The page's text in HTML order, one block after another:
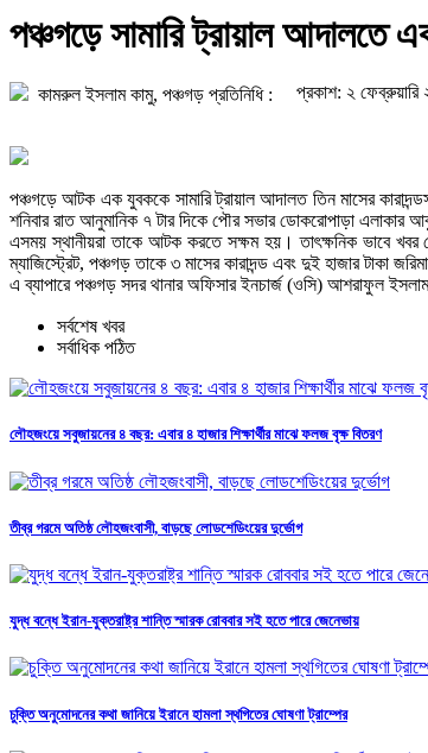
পঞ্চগড়ে সামারি ট্রায়াল আদালতে
কামরুল ইসলাম কামু, পঞ্চগড় প্রতিনিধি : প্রকাশ: ২
পঞ্চগড়ে আটক এক যুবককে সামারি ট্রায়াল আদালত তিন মাসের
শনিবার রাত আনুমানিক ৭ টার দিকে পৌর সভার ডোকরোপাড়া এলাকার
এসময় স্থানীয়রা তাকে আটক করতে সক্ষম হয়। তাৎক্ষনিক ভাবে খবর
ম্যাজিস্ট্রেট, পঞ্চগড় তাকে ৩ মাসের কারাদন্ড এবং দুই হাজার টাকা
এ ব্যাপারে পঞ্চগড় সদর থানার অফিসার ইনচার্জ (ওসি) আশরাফুল
সর্বশেষ খবর
সর্বাধিক পঠিত
লৌহজংয়ে সবুজায়নের ৪ বছর: এবার ৪ হাজার শিক্ষার্থীর মাঝে ফলজ বৃক্ষ বিতরণ
তীব্র গরমে অতিষ্ঠ লৌহজংবাসী, বাড়ছে লোডশেডিংয়ের দুর্ভোগ
যুদ্ধ বন্ধে ইরান-যুক্তরাষ্ট্র শান্তি স্মারক রোববার সই হতে পারে জেনেভায়
চুক্তি অনুমোদনের কথা জানিয়ে ইরানে হামলা স্থগিতের ঘোষণা ট্রাম্পের